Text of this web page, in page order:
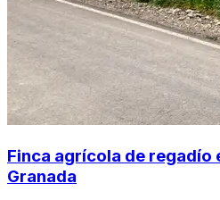
Finca agrícola de regadío
Granada